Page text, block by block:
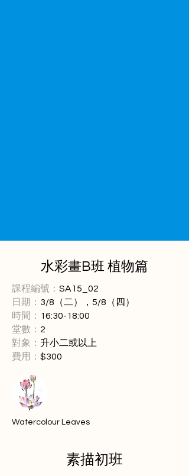
水彩畫B班 植物篇
課程編號： SA15_02
日期： 3/8（二），5/8（四）
時間： 16:30-18:00
堂數： 2
對象： 升小二或以上
​費用： $300
Watercolour Leaves
素描初班